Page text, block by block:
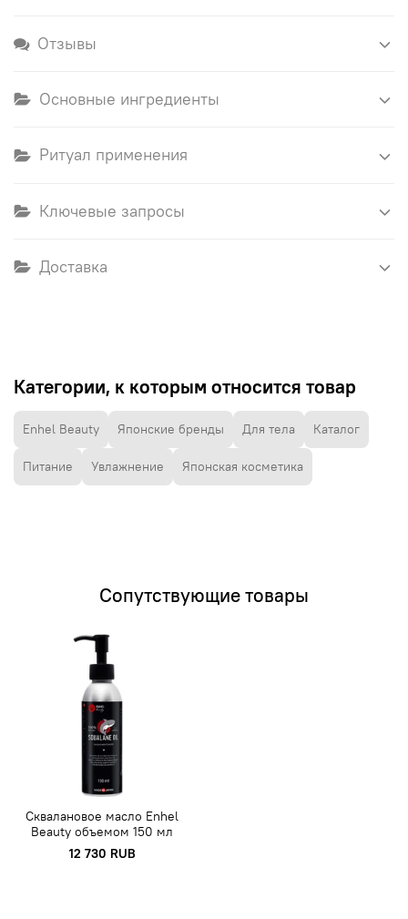
Отзывы
Основные ингредиенты
Ритуал применения
Ключевые запросы
Доставка
Категории, к которым относится товар
Enhel Beauty Японские бренды Для тела Каталог
Питание Увлажнение Японская косметика
Сопутствующие товары
Сквалановое масло Enhel
Beauty объемом 150 мл
12 730 RUB